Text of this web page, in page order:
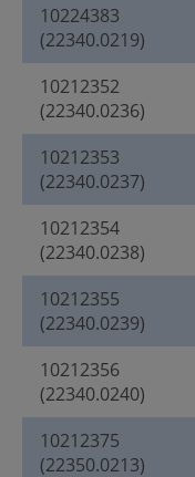
10224383
(22340.0219)
10212352
(22340.0236)
10212353
(22340.0237)
10212354
(22340.0238)
10212355
(22340.0239)
10212356
(22340.0240)
10212375
(22350.0213)